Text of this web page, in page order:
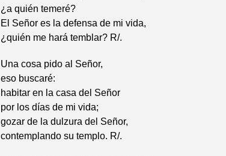
¿a quién temeré?
El Señor es la defensa de mi vida,
¿quién me hará temblar? R/.
Una cosa pido al Señor,
eso buscaré:
habitar en la casa del Señor
por los días de mi vida;
gozar de la dulzura del Señor,
contemplando su templo. R/.